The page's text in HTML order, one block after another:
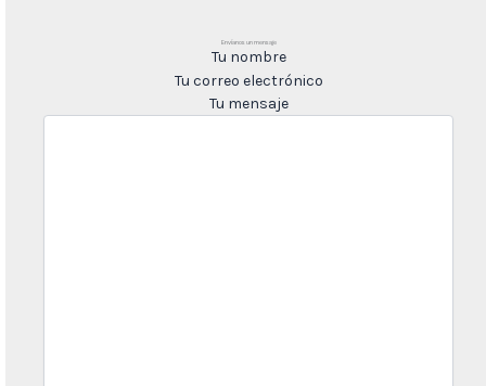
Envíanos un mensaje
Tu nombre
Tu correo electrónico
Tu mensaje